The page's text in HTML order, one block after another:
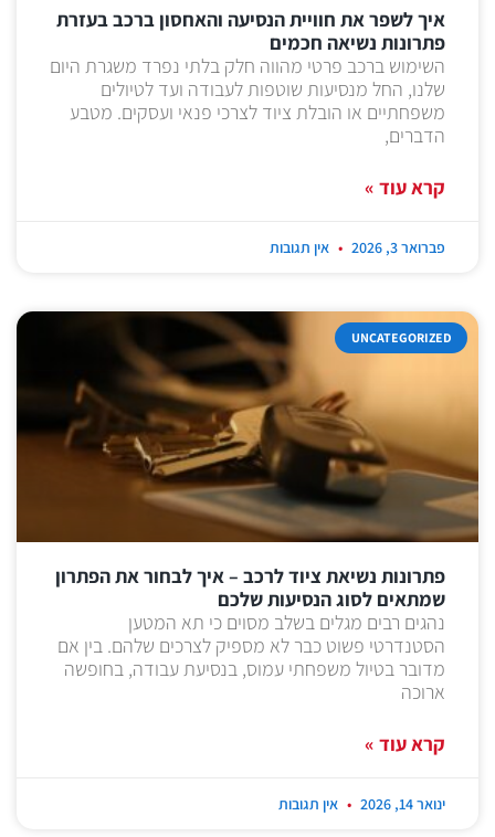
איך לשפר את חוויית הנסיעה והאחסון ברכב בעזרת
פתרונות נשיאה חכמים
השימוש ברכב פרטי מהווה חלק בלתי נפרד משגרת היום
שלנו, החל מנסיעות שוטפות לעבודה ועד לטיולים
משפחתיים או הובלת ציוד לצרכי פנאי ועסקים. מטבע
הדברים,
קרא עוד »
פברואר 3, 2026 אין תגובות
UNCATEGORIZED
פתרונות נשיאת ציוד לרכב – איך לבחור את הפתרון
שמתאים לסוג הנסיעות שלכם
נהגים רבים מגלים בשלב מסוים כי תא המטען
הסטנדרטי פשוט כבר לא מספיק לצרכים שלהם. בין אם
מדובר בטיול משפחתי עמוס, בנסיעת עבודה, בחופשה
ארוכה
קרא עוד »
ינואר 14, 2026 אין תגובות